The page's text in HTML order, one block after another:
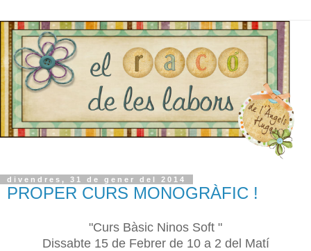
divendres, 31 de gener del 2014
PROPER CURS MONOGRÀFIC !
"Curs Bàsic Ninos Soft "
Dissabte 15 de Febrer de 10 a 2 del Matí